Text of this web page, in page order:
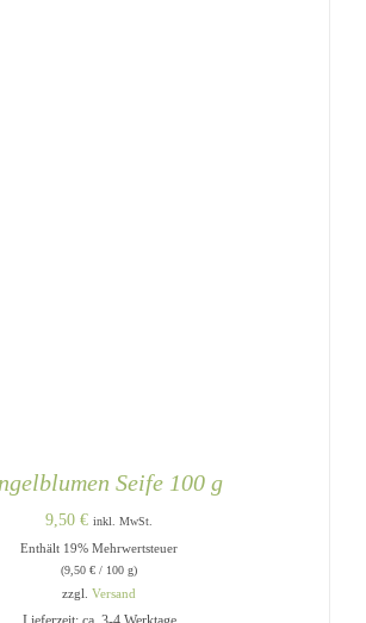
Seife 100 g
9,50 € inkl. MwSt.
Enthält 19% Mehrwertsteuer
(9,50 € / 100 g)
zzgl. Versand